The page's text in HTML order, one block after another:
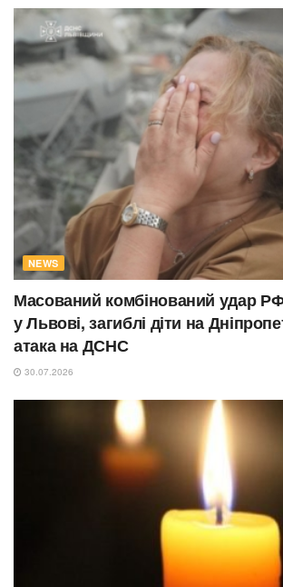
NEWS
Масований комбінований удар
у Львові, загиблі діти на
атака на ДСНС
30.07.2026